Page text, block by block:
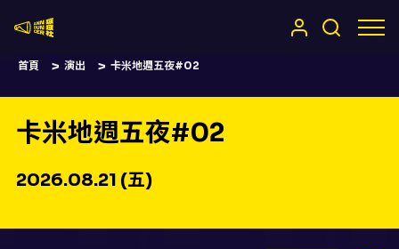
首頁 演出 卡米地週五夜#02
卡米地週五夜#02
2026.08.21 (五)